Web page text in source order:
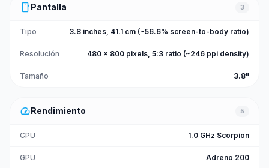
smartphone Pantalla 3
Tipo 3.8 inches, 41.1 cm (~56.6% screen-to-body ratio)
Resolución 480 x 800 pixels, 5:3 ratio (~246 ppi density)
Tamaño 3.8"
speedRendimiento 5
CPU 1.0 GHz Scorpion
GPU Adreno 200